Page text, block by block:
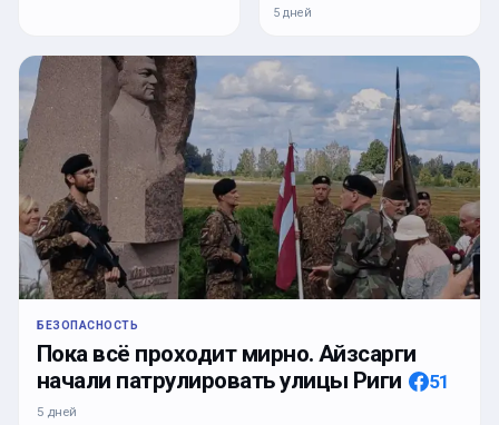
5 дней
БЕЗОПАСНОСТЬ
Пока всё проходит мирно. Айзсарги
начали патрулировать улицы Риги
51
5 дней